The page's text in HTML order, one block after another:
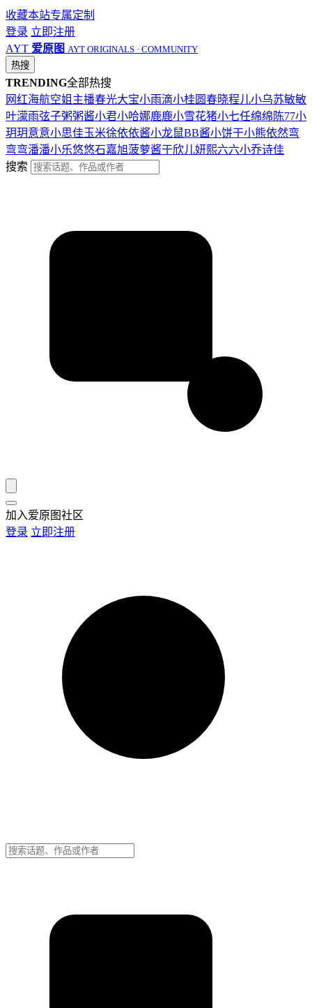
收藏本站专属定制
登录 立即注册
AYT 爱原图 AYT ORIGINALS · COMMUNITY
热搜
TRENDING全部热搜
网红海航空姐 主播春光大宝小雨滴小桂圆春晓程儿小乌苏敏敏
叶濛雨弦子粥粥酱小君小哈娜鹿鹿小雪花猪小七任绵绵 陈77小
玥玥意意小思佳玉米徐依依酱小龙鼠BB酱小饼干小熊依然弯
弯弯潘潘小乐悠悠石嘉旭菠萝酱于欣儿妍熙六六小乔诗佳
搜索
加入爱原图社区
登录 立即注册